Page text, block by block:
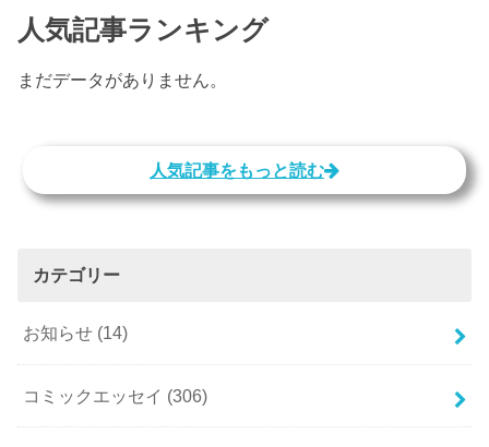
人気記事ランキング
まだデータがありません。
人気記事をもっと読む
カテゴリー
お知らせ (14)
コミックエッセイ (306)